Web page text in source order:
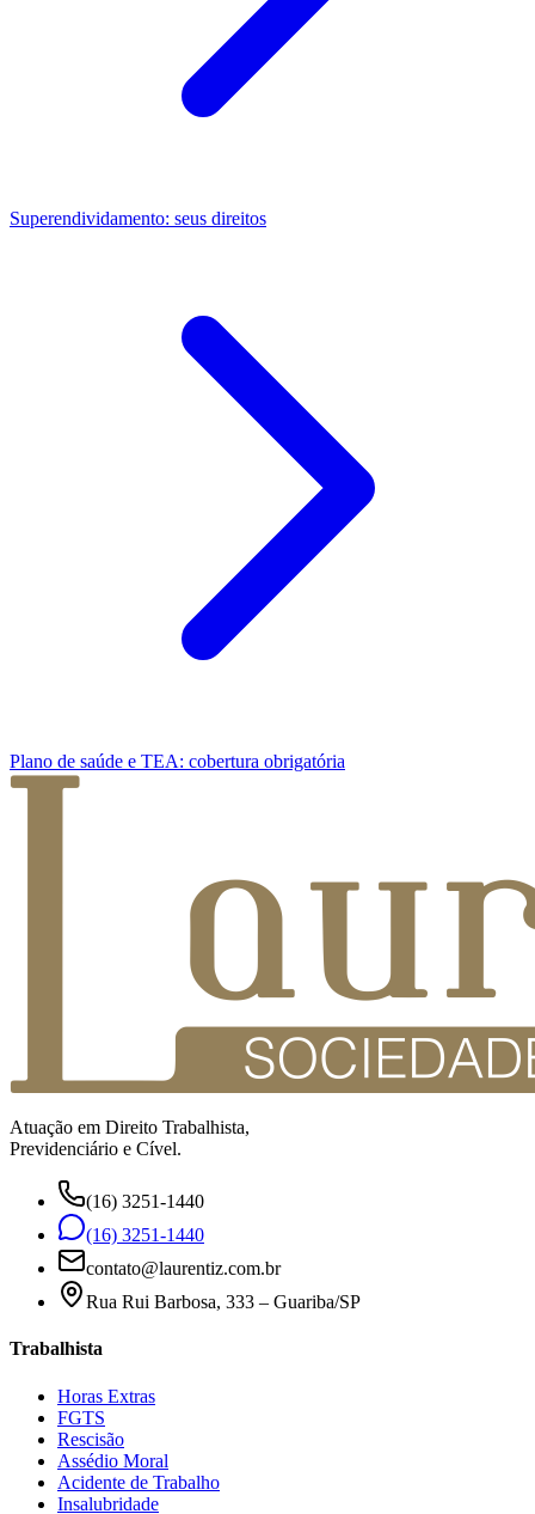
Superendividamento: seus direitos
Plano de saúde e TEA: cobertura obrigatória
Atuação em Direito Trabalhista,
Previdenciário e Cível.
(16) 3251-1440
(16) 3251-1440
contato@laurentiz.com.br
Rua Rui Barbosa, 333 – Guariba/SP
Trabalhista
Horas Extras
FGTS
Rescisão
Assédio Moral
Acidente de Trabalho
Insalubridade